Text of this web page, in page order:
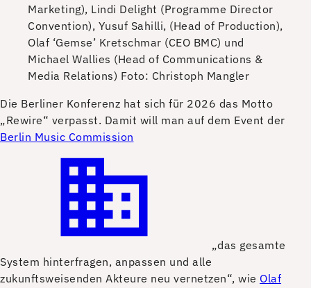
Marketing), Lindi Delight (Programme Director
Convention), Yusuf Sahilli, (Head of Production),
Olaf ‘Gemse’ Kretschmar (CEO BMC) und
Michael Wallies (Head of Communications &
Media Relations) Foto: Christoph Mangler
Die Berliner Konferenz hat sich für 2026 das Motto
„Rewire“ verpasst. Damit will man auf dem Event der
Berlin Music Commission
„das gesamte
System hinterfragen, anpassen und alle
zukunftsweisenden Akteure neu vernetzen“, wie Olaf